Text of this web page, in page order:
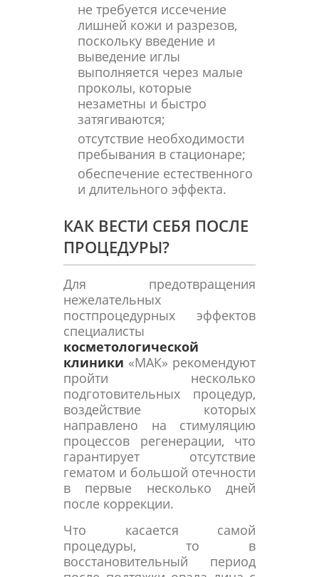
не требуется иссечение
лишней кожи и разрезов,
поскольку введение и
выведение иглы
выполняется через малые
проколы, которые
незаметны и быстро
затягиваются;
отсутствие необходимости
пребывания в стационаре;
обеспечение естественного
и длительного эффекта.
КАК ВЕСТИ СЕБЯ ПОСЛЕ
ПРОЦЕДУРЫ?
Для предотвращения
нежелательных
постпроцедурных эффектов
специалисты
косметологической
клиники «МАК» рекомендуют
пройти несколько
подготовительных процедур,
воздействие которых
направлено на стимуляцию
процессов регенерации, что
гарантирует отсутствие
гематом и большой отечности
в первые несколько дней
после коррекции.
Что касается самой
процедуры, то в
восстановительный период